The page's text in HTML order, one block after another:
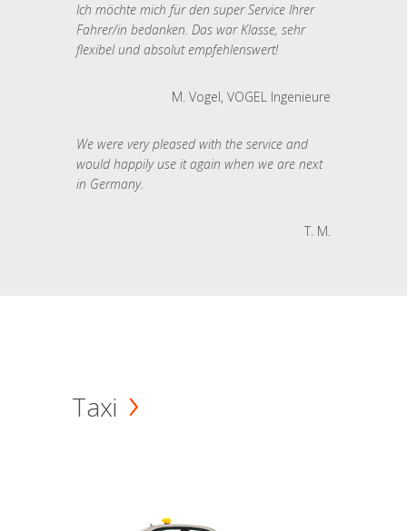
Ich möchte mich für den super Service Ihrer
Fahrer/in bedanken. Das war Klasse, sehr
flexibel und absolut empfehlenswert!
M. Vogel, VOGEL Ingenieure
We were very pleased with the service and
would happily use it again when we are next
in Germany.
T. M.
Taxi